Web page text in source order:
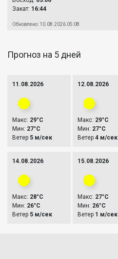
Закат: 16:44
Обновлено: 10.08.2026 05:08
Прогноз на 5 дней
11.08.2026
Макс: 29°C
Мин: 27°C
Ветер 5 м/сек
12.08.2026
Макс: 29°C
Мин: 27°C
Ветер 4 м/сек
14.08.2026
Макс: 28°C
Мин: 26°C
Ветер 5 м/сек
15.08.2026
Макс: 27°C
Мин: 26°C
Ветер 1 м/сек